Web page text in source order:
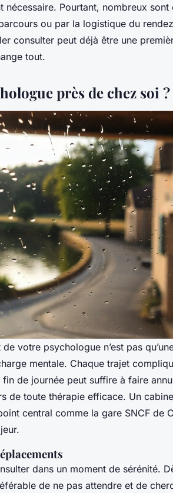
Pourtant, nombreux sont
ou par la logistique du
consulter peut déjà être une
tout.
près de chez soi ?
votre psychologue n’est pas
mentale. Chaque trajet
de journée peut suffire à faire
de toute thérapie efficace. Un
central comme la gare SNCF de
dans un moment de sérénité.
de ne pas attendre et de